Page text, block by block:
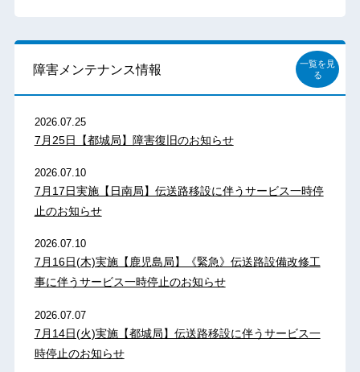
障害メンテナンス情報
一覧を見
る
2026.07.25
7月25日【都城局】障害復旧のお知らせ
2026.07.10
7月17日実施【日南局】伝送路移設に伴うサービス一時停
止のお知らせ
2026.07.10
7月16日(木)実施【鹿児島局】《緊急》伝送路設備改修工
事に伴うサービス一時停止のお知らせ
2026.07.07
7月14日(火)実施【都城局】伝送路移設に伴うサービス一
時停止のお知らせ